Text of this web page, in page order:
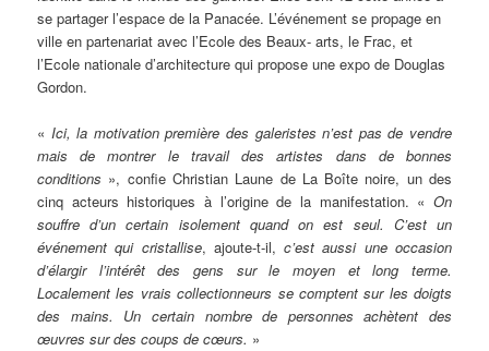
se partager l’espace de la Panacée. L’événement se propage en
ville en partenariat avec l’Ecole des Beaux- arts, le Frac, et
l’Ecole nationale d’architecture qui propose une expo de Douglas
Gordon.
« Ici, la motivation première des galeristes n’est pas de vendre
mais de montrer le travail des artistes dans de bonnes
conditions », confie Christian Laune de La Boîte noire, un des
cinq acteurs historiques à l’origine de la manifestation. « On
souffre d’un certain isolement quand on est seul. C’est un
événement qui cristallise, ajoute-t-il,c’est aussi une occasion
d’élargir l’intérêt des gens sur le moyen et long terme.
Localement les vrais collectionneurs se comptent sur les doigts
des mains. Un certain nombre de personnes achètent des
œuvres sur des coups de cœurs. »